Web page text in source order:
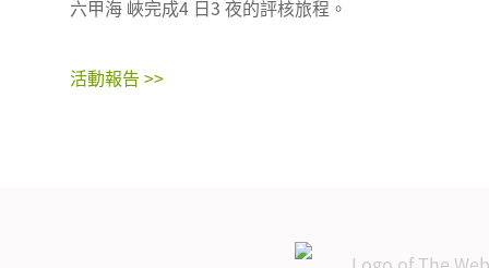
六甲海 峽完成4 日3 夜的評核旅程。
活動報告 >>